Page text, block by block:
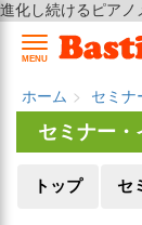
進化し続けるピアノ
MENU
ホーム セミナ
セミナー・
トップ セ